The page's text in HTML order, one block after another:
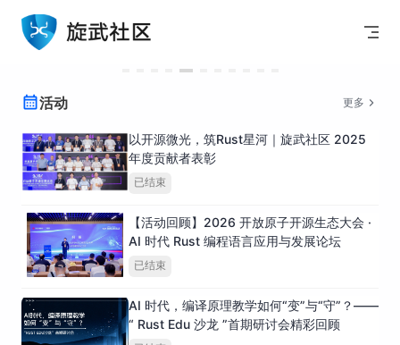
Skip to content
活动 更多
以开源微光，筑Rust星河｜旋武社区 2025
年度贡献者表彰
已结束
【活动回顾】2026 开放原子开源生态大会 ·
AI 时代 Rust 编程语言应用与发展论坛
已结束
AI 时代，编译原理教学如何“变”与“守”？——
“ Rust Edu 沙龙 ”首期研讨会精彩回顾